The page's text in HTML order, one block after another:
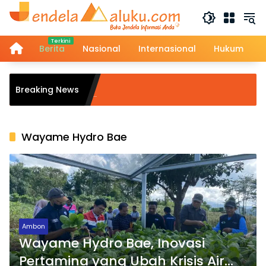
Langsung
HomeBerita Nasional Internasional Hukum
Breaking News
Wayame Hydro Bae
Ambon
Wayame Hydro Bae, Inovasi
Pertamina yang Ubah Krisis Air